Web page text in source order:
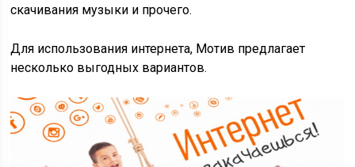
скачивания музыки и прочего.
Для использования интернета, Мотив предлагает
несколько выгодных вариантов.